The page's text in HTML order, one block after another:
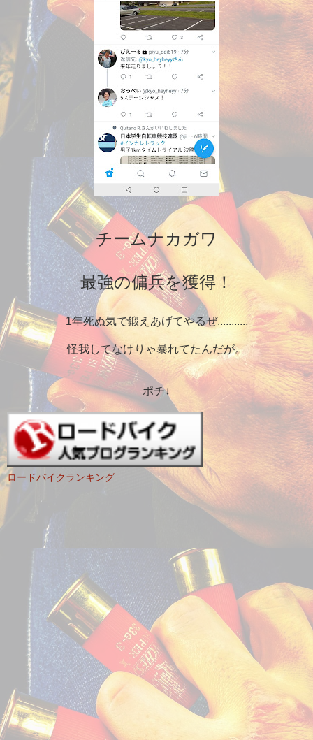
チームナカガワ
最強の傭兵を獲得！
1年死ぬ気で鍛えあげてやるぜ...........
怪我してなけりゃ暴れてたんだが。
ポチ↓
ロードバイクランキング